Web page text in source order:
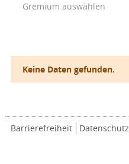
Gremium auswählen
Keine Daten gefunden.
Barrierefreiheit Datenschutz